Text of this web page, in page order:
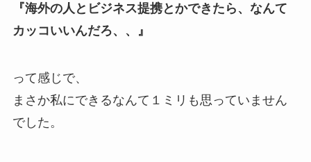
『海外の人とビジネス提携とかできたら、なんて
カッコいいんだろ、、』
って感じで、
まさか私にできるなんて１ミリも思っていません
でした。